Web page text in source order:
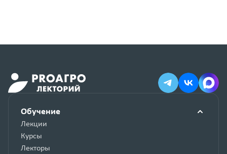
Обучение
Лекции
Курсы
Лекторы